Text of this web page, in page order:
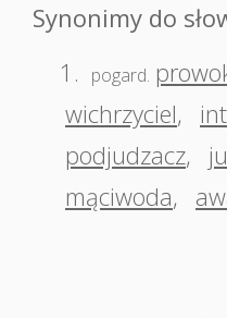
Synonimy do
1.
pogard.
wichrzyciel,
podjudzacz,
mąciwoda,